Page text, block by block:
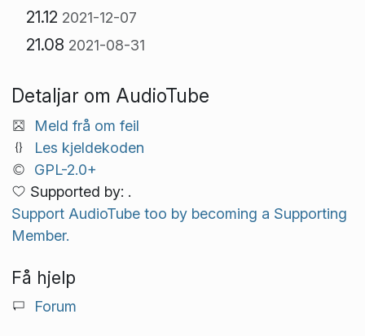
21.12 2021-12-07
21.08 2021-08-31
Detaljar om AudioTube
Meld frå om feil
Les kjeldekoden
GPL-2.0+
Supported by: .
Support AudioTube too by becoming a Supporting
Member.
Få hjelp
Forum